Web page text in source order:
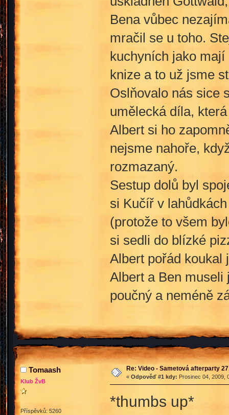
Bena vůbec
mračil se u toho.
kuchyních jako
knize a to už jsme
Oslňovalo nás sice
umělecká díla,
Albert si ho
nejsme nahoře,
rozmazaný.
Sestup dolů byl
si Kučíř v
(protože to všem
si sedli do blízké
Albert pořád koukal
Albert a Ben
poučný a neméně
Tomaash
Klub ŽvB
Příspěvků: 5260
Re: Video - Sametová afterparty
« Odpověď #1 kdy: Prosinec 04, 2009,
*thumbs up*